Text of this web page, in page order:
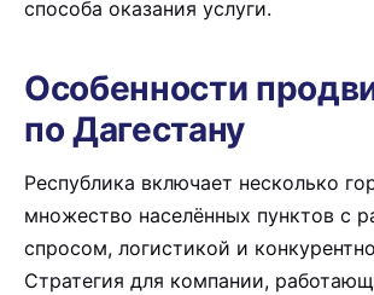
способа оказания услуги.
Особенности
по Дагестану
Республика включает несколько
множество населённых пунктов с
спросом, логистикой и
Стратегия для компании,